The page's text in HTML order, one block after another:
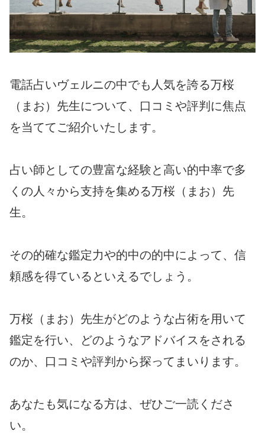
電話占いヴェルニの中でも人気を誇る万桜
（まお）先生について、口コミや評判に焦点
を当ててご紹介いたします。
占い師としての豊富な経験と高い的中率で多
くの人々から支持を集める万桜（まお）先
生。
その的確な鑑定力や的中の的中によって、信
頼感を得ているといえるでしょう。
万桜（まお）先生がどのような占術を用いて
鑑定を行い、どのようなアドバイスをされる
のか、口コミや評判から探ってまいります。
あなたも気になる方は、ぜひご一読くださ
い。